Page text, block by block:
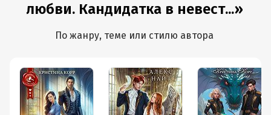
любви. Кандидатка в невест...»
По жанру, теме или стилю автора